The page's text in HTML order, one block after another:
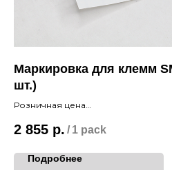
Маркировка для клемм
шт.)
Розничная цена
2 855 р. / 1 pack
Подробнее